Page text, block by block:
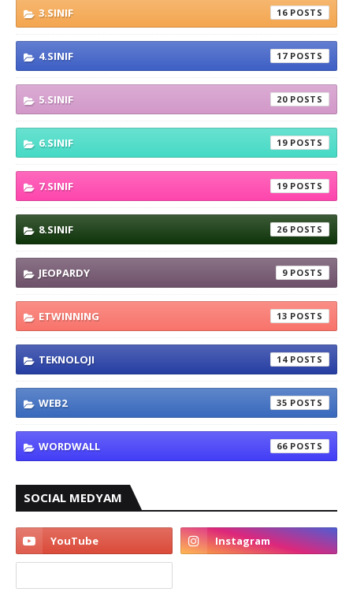
3.SINIF 16
4.SINIF 17
5.SINIF 20
6.SINIF 19
7.SINIF 19
8.SINIF 26
JEOPARDY 9
ETWINNING 13
TEKNOLOJI 14
WEB2 35
WORDWALL 66
SOCIAL MEDYAM